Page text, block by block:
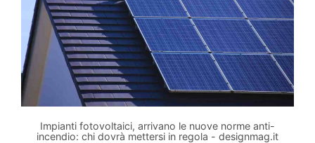
Impianti fotovoltaici, arrivano le nuove norme anti-
incendio: chi dovrà mettersi in regola - designmag.it